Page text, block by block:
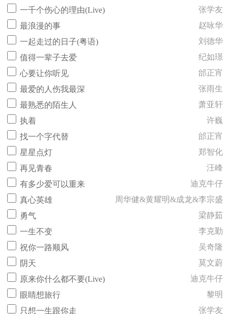
一千个伤心的理由(Live)
张学友
最浪漫的事
赵咏华
一起走过的日子(粤语)
刘德华
值得一辈子去爱
纪如璟
心要让你听见
邰正宵
最爱的人伤我最深
张雨生
最熟悉的陌生人
萧亚轩
执着
许巍
找一个字代替
邰正宵
星星点灯
郑智化
再见青春
汪峰
有多少爱可以重来
迪克牛仔
真心英雄
周华健&黄耀明&成龙&李宗盛
勇气
梁静茹
一生不变
李克勤
祝你一路顺风
吴奇隆
阴天
莫文蔚
原来你什么都不要(Live)
迪克牛仔
眼睛想旅行
黎明
只想一生跟你走
张学友